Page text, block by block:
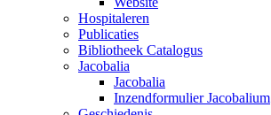
Hospitaleren
Publicaties
Bibliotheek Catalogus
Jacobalia
Jacobalia
Inzendformulier Jacobalium